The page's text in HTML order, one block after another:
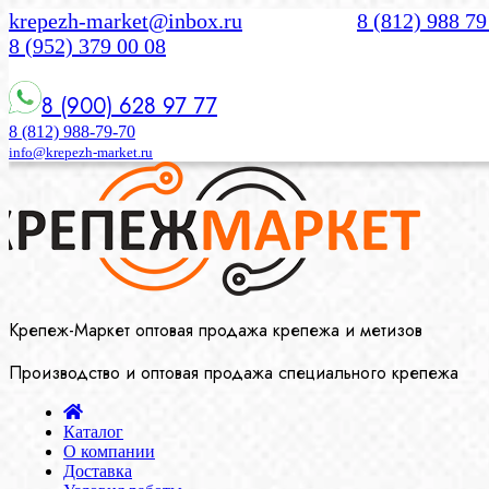
krepezh-market@inbox.ru
8 (812) 988
8 (952) 379 00 08
8 (900) 628 97 77
8 (812) 988-79-70
info@krepezh-market.ru
Крепеж-Маркет оптовая продажа крепежа и метизов
Производство и оптовая продажа специального крепежа
Каталог
О компании
Доставка